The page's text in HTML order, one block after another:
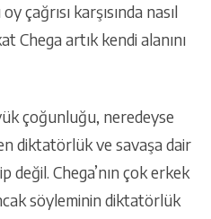
çağrısı karşısında nasıl
Chega artık kendi alanını
çoğunluğu, neredeyse
diktatörlük ve savaşa dair
değil. Chega’nın çok erkek
söyleminin diktatörlük